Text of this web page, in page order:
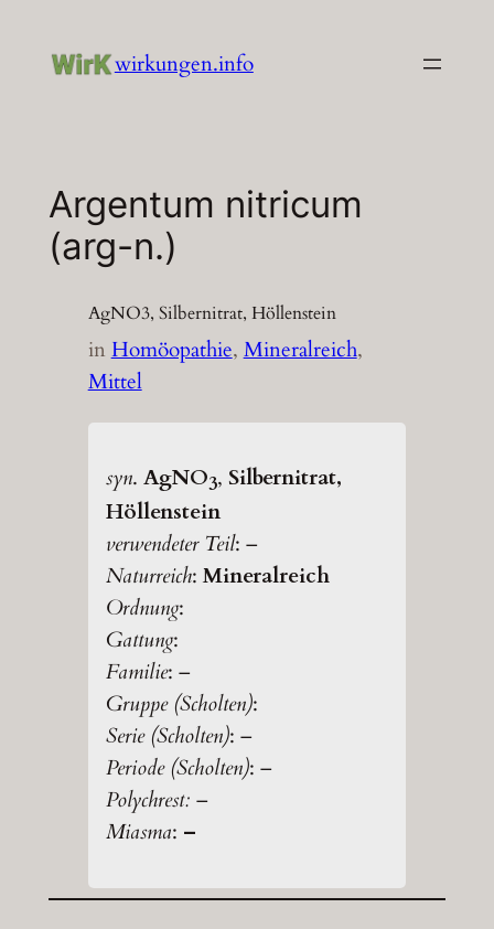
Inhalt
wirkungen.info
Argentum nitricum
(arg-n.)
AgNO3, Silbernitrat, Höllenstein
inHomöopathie, Mineralreich
Mittel
syn. AgNO3, Silbernitrat,
Höllenstein
verwendeter Teil: –
Naturreich: Mineralreich
Ordnung:
Gattung:
Familie: –
Gruppe (Scholten):
Serie (Scholten): –
Periode (Scholten): –
Polychrest: –
Miasma: –